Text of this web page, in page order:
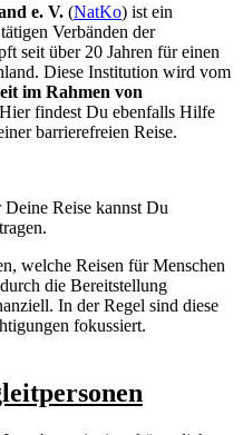
e. V. (NatKo) ist ein
Verbänden der
seit über 20 Jahren für einen
Diese Institution wird vom
im Rahmen von
findest Du ebenfalls Hilfe
barrierefreien Reise.
Reise kannst Du
welche Reisen für Menschen
die Bereitstellung
In der Regel sind diese
fokussiert.